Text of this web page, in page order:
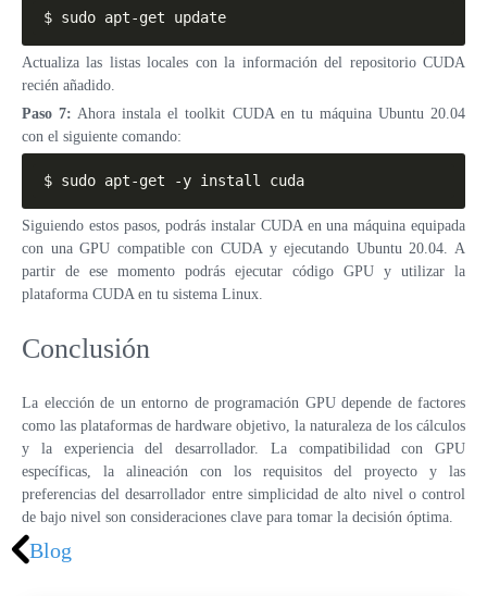
$ sudo apt-get update
Actualiza las listas locales con la información del repositorio CUDA
recién añadido.
Paso 7: Ahora instala el toolkit CUDA en tu máquina Ubuntu 20.04
con el siguiente comando:
$ sudo apt-get -y install cuda
Siguiendo estos pasos, podrás instalar CUDA en una máquina equipada
con una GPU compatible con CUDA y ejecutando Ubuntu 20.04. A
partir de ese momento podrás ejecutar código GPU y utilizar la
plataforma CUDA en tu sistema Linux.
Conclusión
La elección de un entorno de programación GPU depende de factores
como las plataformas de hardware objetivo, la naturaleza de los cálculos
y la experiencia del desarrollador. La compatibilidad con GPU
específicas, la alineación con los requisitos del proyecto y las
preferencias del desarrollador entre simplicidad de alto nivel o control
de bajo nivel son consideraciones clave para tomar la decisión óptima.
Blog